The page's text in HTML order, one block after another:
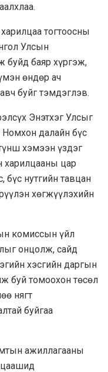
тогтоосны
Улсын
буйд баяр хүргэж,
өндөр ач
буйг тэмдэглэв.
Энэтхэг Улсыг
Номхон далайн бүс
хэмээн үздэг
харилцааны цар
бүс нутгийн тавцан
хөгжүүлэхийн
комиссын үйл
онцолж, сайд
хэсгийн даргын
буй томоохон төсөл
нягт
буйгаа
ажиллагааны